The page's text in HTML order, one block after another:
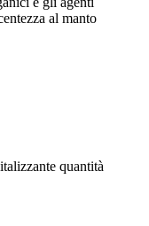
al manto
quantità